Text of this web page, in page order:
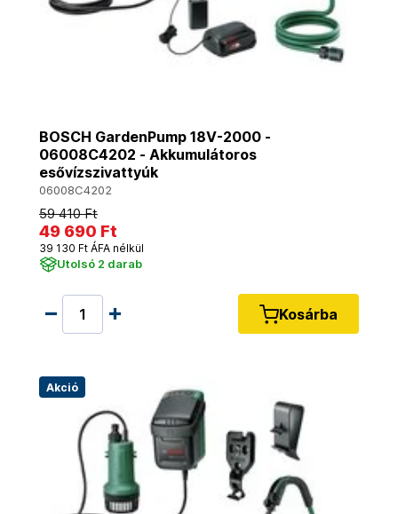
BOSCH GardenPump 18V-2000 -
06008C4202 - Akkumulátoros
esővízszivattyúk
06008C4202
59 410 Ft
49 690 Ft
39 130 Ft ÁFA nélkül
Utolsó 2 darab
Kosárba
Akció